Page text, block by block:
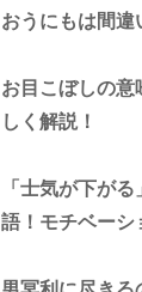
おうにもは間違
お目こぼしの意
しく解説！
「士気が下が
語！モチベーシ